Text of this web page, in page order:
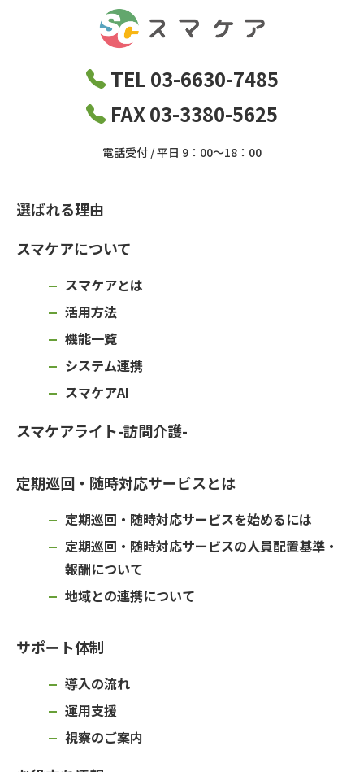
TEL 03-6630-7485
FAX 03-3380-5625
電話受付 / 平日 9：00～18：00
選ばれる理由
スマケアについて
スマケアとは
活用方法
機能一覧
システム連携
スマケアAI
スマケアライト-訪問介護-
定期巡回・随時対応サービスとは
定期巡回・随時対応サービスを始めるには
定期巡回・随時対応サービスの人員配置基準・
報酬について
地域との連携について
サポート体制
導入の流れ
運用支援
視察のご案内